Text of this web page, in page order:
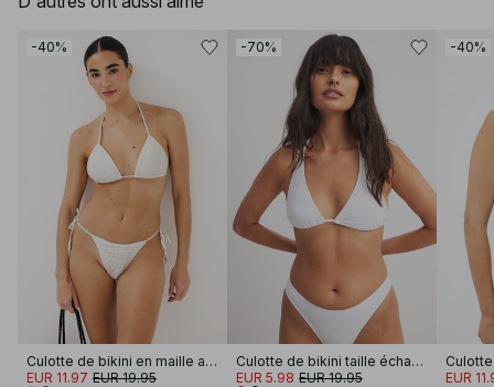
-40%
Culotte de bikini en maille au crochet à lanières à nouer
EUR 11.97 EUR 19.95
-70%
Culotte de bikini taille échancrée
EUR 5.98 EUR 19.95
-40%
EUR